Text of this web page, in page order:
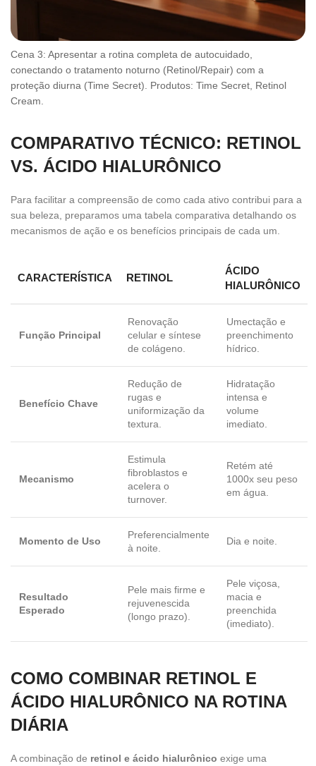
Cena 3: Apresentar a rotina completa de autocuidado,
conectando o tratamento noturno (Retinol/Repair) com a
proteção diurna (Time Secret). Produtos: Time Secret, Retinol
Cream.
COMPARATIVO TÉCNICO: RETINOL
VS. ÁCIDO HIALURÔNICO
Para facilitar a compreensão de como cada ativo contribui para a
sua beleza, preparamos uma tabela comparativa detalhando os
mecanismos de ação e os benefícios principais de cada um.
CARACTERÍSTICA RETINOL
ÁCIDO
HIALURÔNICO
Função Principal
Renovação
celular e síntese
de colágeno.
Umectação e
preenchimento
hídrico.
Benefício Chave
Redução de
rugas e
uniformização da
textura.
Hidratação
intensa e
volume
imediato.
Mecanismo
Estimula
fibroblastos e
acelera o
turnover.
Retém até
1000x seu peso
em água.
Momento de Uso
Preferencialmente
à noite.
Dia e noite.
Resultado
Esperado
Pele mais firme e
rejuvenescida
(longo prazo).
Pele viçosa,
macia e
preenchida
(imediato).
COMO COMBINAR RETINOL E
ÁCIDO HIALURÔNICO NA ROTINA
DIÁRIA
A combinação de retinol e ácido hialurônico exige uma